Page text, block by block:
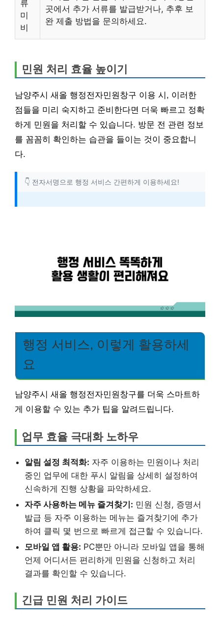
류
미
비
곳에서 추가 서류를 발급받거나, 추후 보
완 제출 방법을 문의하세요.
민원 처리 효율 높이기
남양주시 새올 행정전자민원창구 이용 시, 이러한
점들을 미리 숙지하고 준비한다면 더욱 빠르고 정확
하게 민원을 처리할 수 있습니다. 방문 전 관련 정보
를 꼼꼼히 확인하는 습관을 들이는 것이 중요합니
다.
👇 전자서명으로 행정 서비스 간편하게 이용하세요!
행정 서비스, 이렇게 활용하세
요
남양주시 새올 행정전자민원창구를 더욱 스마트하
게 이용할 수 있는 추가 팁을 알려드립니다.
업무 효율 극대화 노하우
알림 설정 최적화: 자주 이용하는 민원이나 처리
중인 업무에 대한 푸시 알림을 상세히 설정하여
신속하게 진행 상황을 파악하세요.
자주 사용하는 메뉴 즐겨찾기: 민원 신청, 증명서
발급 등 자주 이용하는 메뉴는 즐겨찾기에 추가
하여 클릭 몇 번으로 빠르게 접근할 수 있습니다.
모바일 앱 활용: PC뿐만 아니라 모바일 앱을 통해
언제 어디서든 편리하게 민원을 신청하고 처리
결과를 확인할 수 있습니다.
긴급 민원 처리 가이드